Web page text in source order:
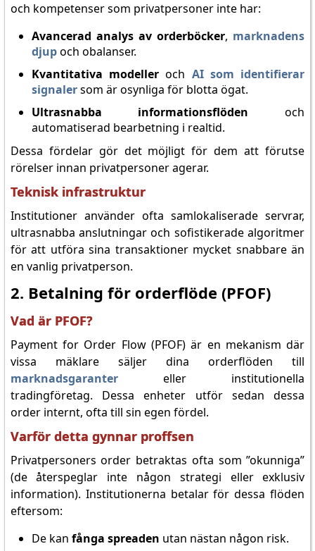
och kompetenser som privatpersoner inte har:
Avancerad analys av orderböcker, marknadens
djupoch obalanser.
Kvantitativa modeller och AI som identifierar
signalersom är osynliga för blotta ögat.
Ultrasnabba informationsflöden och
automatiserad bearbetning i realtid.
Dessa fördelar gör det möjligt för dem att förutse
rörelser innan privatpersoner agerar.
Teknisk infrastruktur
Institutioner använder ofta samlokaliserade servrar,
ultrasnabba anslutningar och sofistikerade algoritmer
för att utföra sina transaktioner mycket snabbare än
en vanlig privatperson.
2. Betalning för orderflöde (PFOF)
Vad är PFOF?
Payment for Order Flow (PFOF) är en mekanism där
vissa mäklare säljer dina orderflöden till
marknadsgarantereller institutionella
tradingföretag. Dessa enheter utför sedan dessa
order internt, ofta till sin egen fördel.
Varför detta gynnar proffsen
Privatpersoners order betraktas ofta som ”okunniga”
(de återspeglar inte någon strategi eller exklusiv
information). Institutionerna betalar för dessa flöden
eftersom:
De kan fånga spreaden utan nästan någon risk.